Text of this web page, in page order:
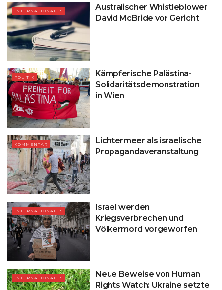
INTERNATIONALES
Australischer Whistleblower
David McBride vor Gericht
POLITIK
Kämpferische Palästina-
Solidaritätsdemonstration
in Wien
KOMMENTAR
Lichtermeer als israelische
Propagandaveranstaltung
INTERNATIONALES
Israel werden
Kriegsverbrechen und
Völkermord vorgeworfen
INTERNATIONALES
Neue Beweise von Human
Rights Watch: Ukraine setzte